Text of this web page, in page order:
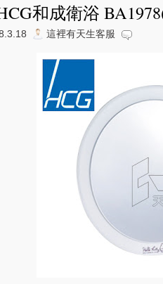
和成衛浴
這裡有天生客服